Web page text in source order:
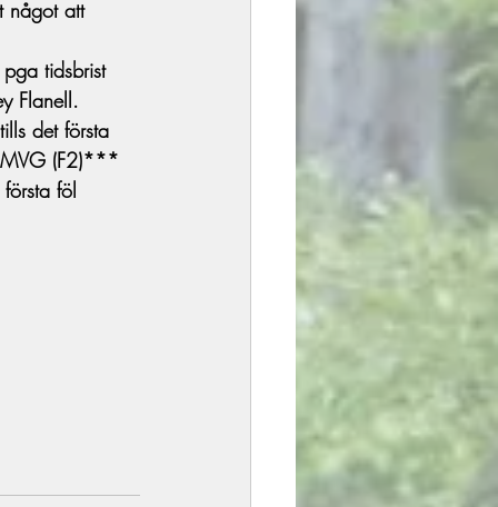
något att
tidsbrist
Flanell.
det första
MVG (F2)***
föl